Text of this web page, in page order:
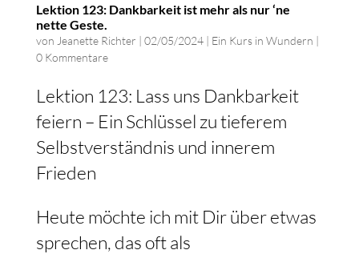
Lektion 123: Dankbarkeit ist mehr als nur ‘ne
nette Geste.
von Jeanette Richter | 02/05/2024| Ein Kurs in Wundern |
0 Kommentare
Lektion 123: Lass uns Dankbarkeit
feiern – Ein Schlüssel zu tieferem
Selbstverständnis und innerem
Frieden
Heute möchte ich mit Dir über etwas
sprechen, das oft als